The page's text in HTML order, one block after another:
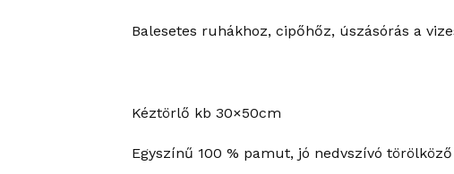
Balesetes ruhákhoz, cipőhőz, úszásórás a
Kéztörlő kb 30×50cm
Egyszínű 100 % pamut, jó nedvszívó